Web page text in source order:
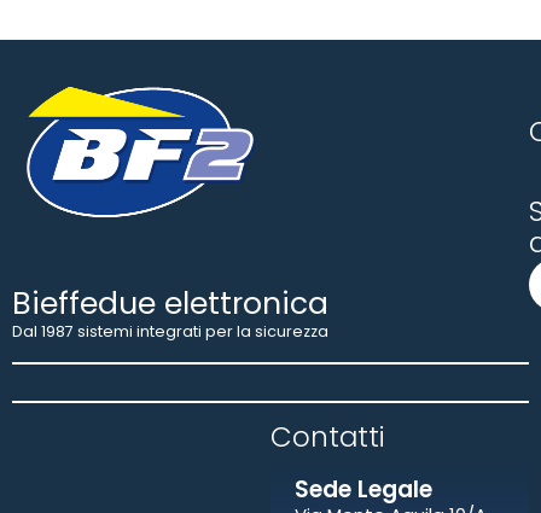
Bieffedue elettronica
Dal 1987 sistemi integrati per la sicurezza
Contatti​
Sede Legale